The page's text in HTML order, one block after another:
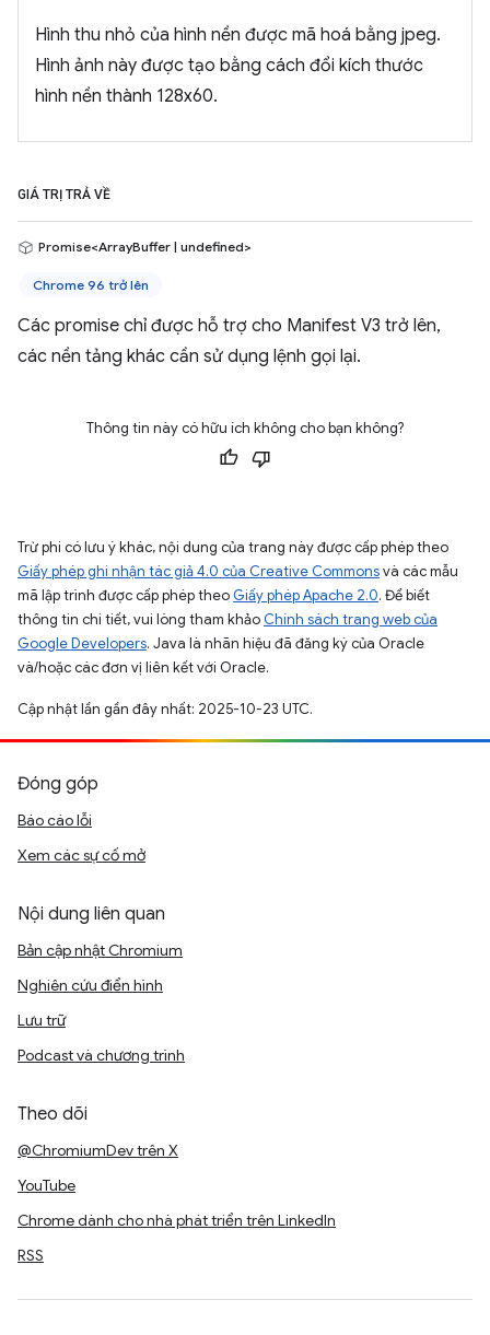
Hình thu nhỏ của hình nền được mã hoá bằng jpeg.
Hình ảnh này được tạo bằng cách đổi kích thước
hình nền thành 128x60.
GIÁ TRỊ TRẢ VỀ
Promise<ArrayBuffer | undefined>
Chrome 96 trở lên
Các promise chỉ được hỗ trợ cho Manifest V3 trở lên,
các nền tảng khác cần sử dụng lệnh gọi lại.
Thông tin này có hữu ích không cho bạn không?
Trừ phi có lưu ý khác, nội dung của trang này được cấp phép theo
Giấy phép ghi nhận tác giả 4.0 của Creative Commonsvà các mẫu
mã lập trình được cấp phép theo Giấy phép Apache 2.0. Để biết
thông tin chi tiết, vui lòng tham khảo Chính sách trang web của
Google Developers. Java là nhãn hiệu đã đăng ký của Oracle
và/hoặc các đơn vị liên kết với Oracle.
Cập nhật lần gần đây nhất: 2025-10-23 UTC.
Đóng góp
Báo cáo lỗi
Xem các sự cố mở
Nội dung liên quan
Bản cập nhật Chromium
Nghiên cứu điển hình
Lưu trữ
Podcast và chương trình
Theo dõi
@ChromiumDev trên X
YouTube
Chrome dành cho nhà phát triển trên LinkedIn
RSS